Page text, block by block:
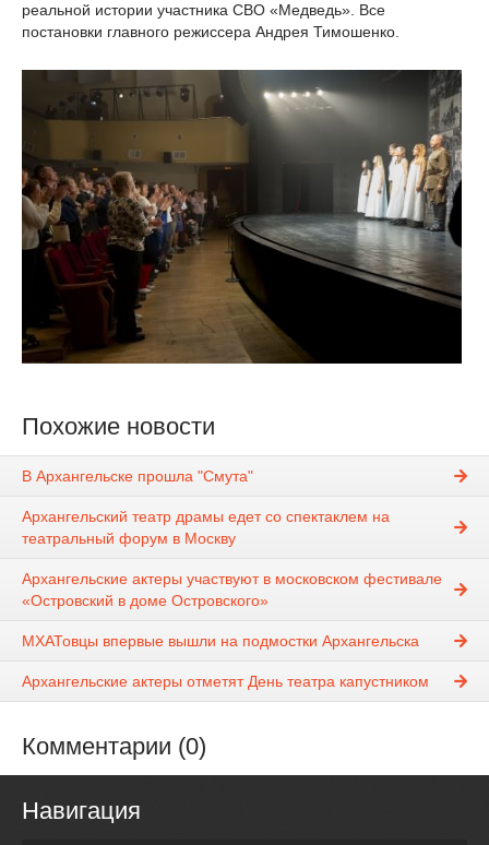
реальной истории участника СВО «Медведь». Все
постановки главного режиссера Андрея Тимошенко.
Похожие новости
В Архангельске прошла "Смута"
Архангельский театр драмы едет со спектаклем на
театральный форум в Москву
Архангельские актеры участвуют в московском фестивале
«Островский в доме Островского»
МХАТовцы впервые вышли на подмостки Архангельска
Архангельские актеры отметят День театра капустником
Комментарии (0)
Навигация